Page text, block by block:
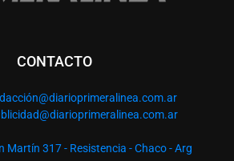
CONTACTO
n@diarioprimeralinea.com.ar
Martín 317 - Resistencia - Chaco - Arg